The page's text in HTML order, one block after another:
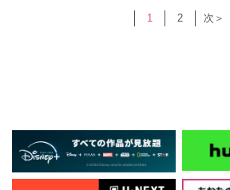
1 2 次＞